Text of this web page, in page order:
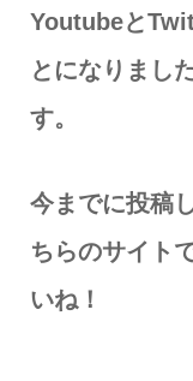
Youtubeと
とになりまし
す。​
今までに投稿
ちらのサイト
いね！